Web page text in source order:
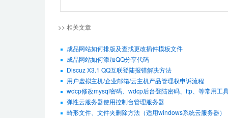
>> 相关文章
成品网站如何排版及查找更改插件模板文件
成品网站如何添加QQ分享代码
Discuz X3.1 QQ互联登陆报错解决方法
用户虚拟主机/企业邮箱/云主机产品管理权申诉流程
wdcp修改mysql密码、wdcp后台登陆密码、ftp、等常用工
弹性云服务器使用控制台管理服务器
畸形文件、文件夹删除方法（适用windows系统云服务器）